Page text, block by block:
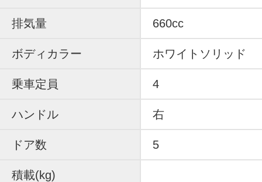
排気量 660cc
ボディカラー ホワイトソリッド
乗車定員 4
ハンドル 右
ドア数 5
積載(kg)